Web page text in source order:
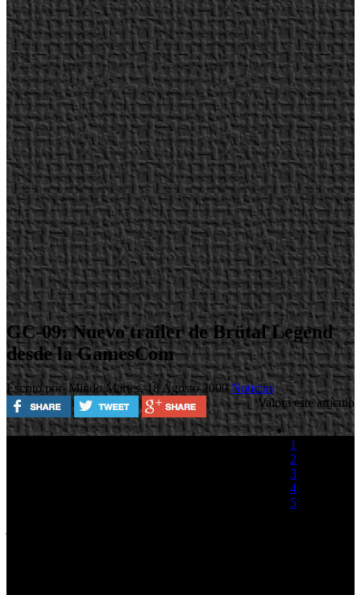
GC-09: Nuevo trailer de Brütal Legend
desde la GamesCom
Escrito por MindoMartes, 18 Agosto 2009Noticias
Valora este artículo
1
2
3
4
5
Esta mañana hemos podido saber que el 17 de